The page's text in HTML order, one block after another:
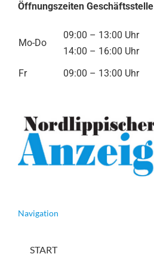
Öffnungszeiten Geschäftsstelle
Mo-Do
09:00 – 13:00 Uhr
14:00 – 16:00 Uhr
Fr
09:00 – 13:00 Uhr
Navigation
START